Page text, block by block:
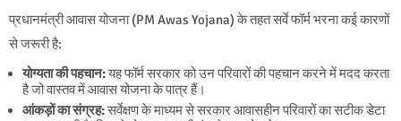
प्रधानमंत्री आवास योजना (PM Awas Yojana) के तहत सर्वे फॉर्म भरना कई कारणों
से जरूरी है:
योग्यता की पहचान:यह फॉर्म सरकार को उन परिवारों की पहचान करने में मदद करता
है जो वास्तव में आवास योजना के पात्र हैं।
आंकड़ों का संग्रह:सर्वेक्षण के माध्यम से सरकार आवासहीन परिवारों का सटीक डेटा